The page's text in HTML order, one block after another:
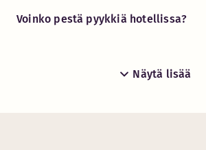
Voinko pestä pyykkiä hotellissa?
Näytä lisää